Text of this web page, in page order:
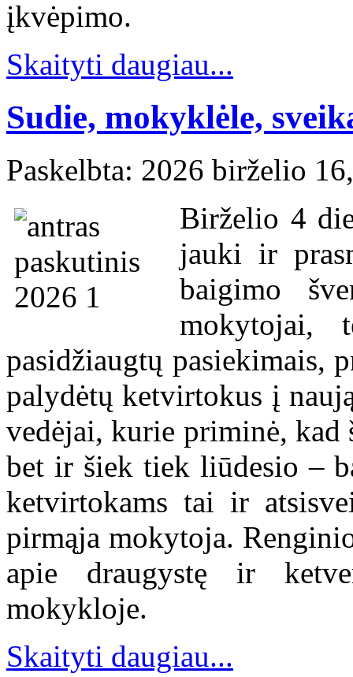
įkvėpimo.
Skaityti daugiau...
Sudie, mokyklėle,
Paskelbta: 2026 birželio
Birželio 4
jauki ir
baigimo
mokytojai,
pasidžiaugtų pasiekimais,
palydėtų ketvirtokus į
vedėjai, kurie priminė, kad
bet ir šiek tiek liūdesio –
ketvirtokams tai ir
pirmąja mokytoja.
apie draugystę ir
mokykloje.
Skaityti daugiau...